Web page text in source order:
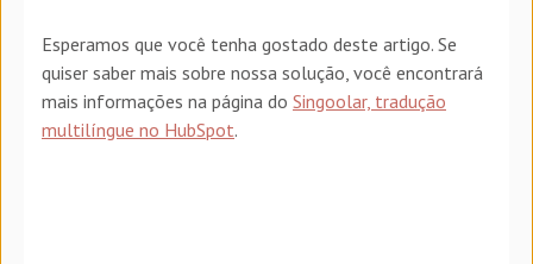
Esperamos que você tenha gostado deste artigo. Se
quiser saber mais sobre nossa solução, você encontrará
mais informações na página do Singoolar, tradução
multilíngue no HubSpot.